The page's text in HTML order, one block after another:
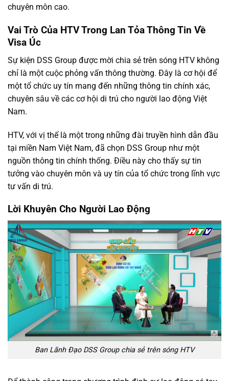
chuyên môn cao.
Vai Trò Của HTV Trong Lan Tỏa Thông Tin Về
Visa Úc
Sự kiện DSS Group được mời chia sẻ trên sóng HTV không
chỉ là một cuộc phỏng vấn thông thường. Đây là cơ hội để
một tổ chức uy tín mang đến những thông tin chính xác,
chuyên sâu về các cơ hội di trú cho người lao động Việt
Nam.
HTV, với vị thế là một trong những đài truyền hình dẫn đầu
tại miền Nam Việt Nam, đã chọn DSS Group như một
nguồn thông tin chính thống. Điều này cho thấy sự tin
tưởng vào chuyên môn và uy tín của tổ chức trong lĩnh vực
tư vấn di trú.
Lời Khuyên Cho Người Lao Động
Ban Lãnh Đạo DSS Group chia sẻ trên sóng HTV